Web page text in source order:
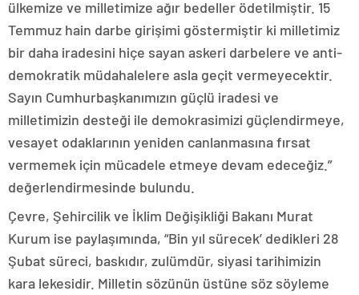
ülkemize ve milletimize ağır bedeller ödetilmiştir. 15
Temmuz hain darbe girişimi göstermiştir ki milletimiz
bir daha iradesini hiçe sayan askeri darbelere ve anti-
demokratik müdahalelere asla geçit vermeyecektir.
Sayın Cumhurbaşkanımızın güçlü iradesi ve
milletimizin desteği ile demokrasimizi güçlendirmeye,
vesayet odaklarının yeniden canlanmasına fırsat
vermemek için mücadele etmeye devam edeceğiz.”
değerlendirmesinde bulundu.
Çevre, Şehircilik ve İklim Değişikliği Bakanı Murat
Kurum ise paylaşımında, “Bin yıl sürecek’ dedikleri 28
Şubat süreci, baskıdır, zulümdür, siyasi tarihimizin
kara lekesidir. Milletin sözünün üstüne söz söyleme